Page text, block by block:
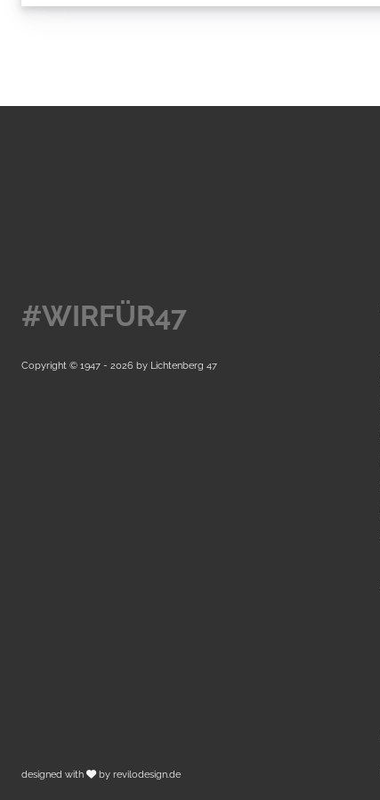
#WIRFÜR47
Copyright © 1947 - 2026 by Lichtenberg 47
designed with by revilodesign.de